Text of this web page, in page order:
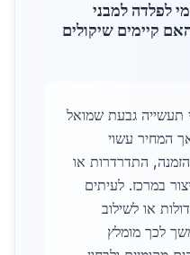
לפלדה למבני
קיימים שיקולים
תעשייה גבעת שמואל
לטון, אך המחיר עשוי
התדרדרות או
במרכז. לעיתים
או לשילוב
לכך מומלץ